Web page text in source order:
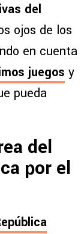
del
ojos de los
en cuenta
juegos y
pueda
del
por el